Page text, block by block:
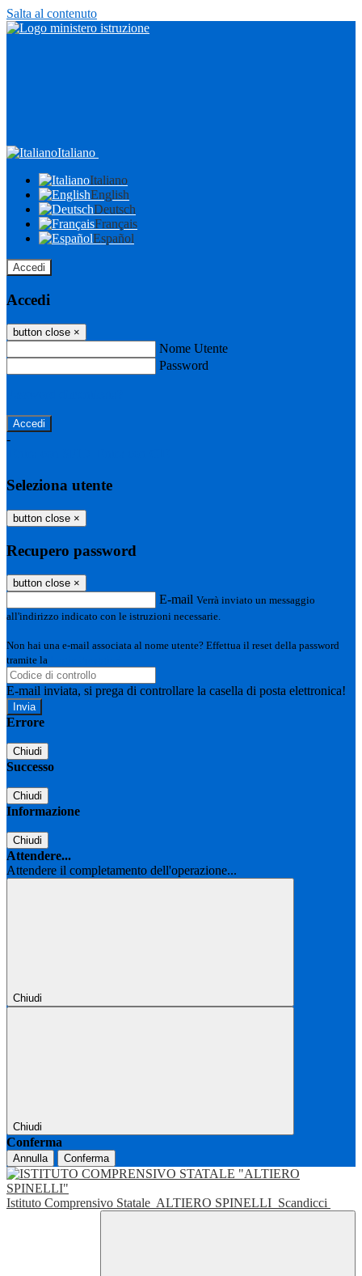
Salta al contenuto
Italiano
Italiano
English
Deutsch
Français
Español
Accedi
Accedi
button close ×
Nome Utente
Password
-
Seleziona utente
button close ×
Recupero password
button close ×
E-mail Verrà inviato un messaggio
all'indirizzo indicato con le istruzioni necessarie.
Non hai una e-mail associata al nome utente? Effettua il reset della password
tramite la
E-mail inviata, si prega di controllare la casella di posta elettronica!
Errore
Chiudi
Successo
Chiudi
Informazione
Chiudi
Attendere...
Attendere il completamento dell'operazione...
Chiudi
Chiudi
Conferma
Annulla Conferma
Istituto Comprensivo Statale ALTIERO SPINELLI Scandicci